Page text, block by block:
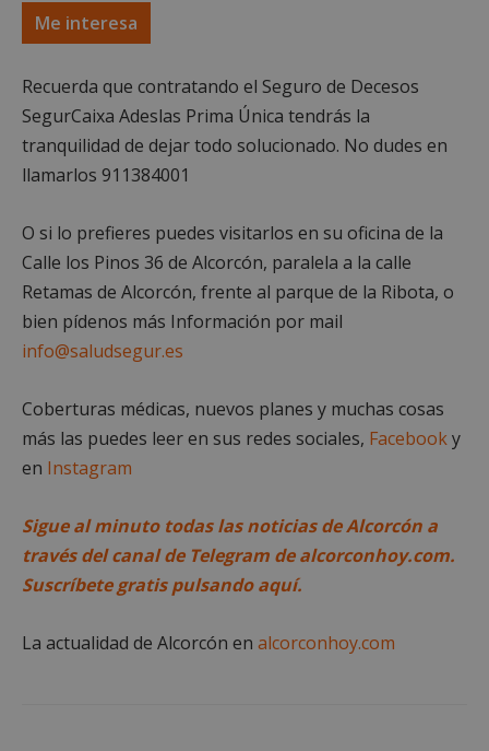
Me interesa
Recuerda que contratando el Seguro de Decesos
SegurCaixa Adeslas Prima Única tendrás la
tranquilidad de dejar todo solucionado. No dudes en
llamarlos 911384001
O si lo prefieres puedes visitarlos en su oficina de la
Calle los Pinos 36 de Alcorcón, paralela a la calle
Retamas de Alcorcón, frente al parque de la Ribota, o
bien pídenos más Información por mail
info@saludsegur.es
Coberturas médicas, nuevos planes y muchas cosas
más las puedes leer en sus redes sociales, Facebooky
en Instagram
Sigue al minuto todas las noticias de Alcorcón a
través del canal de Telegram de alcorconhoy.com.
Suscríbete gratis pulsando aquí.
La actualidad de Alcorcón en alcorconhoy.com
Cookies de rendimiento
Cookies de preferencias
Cookies de funcionalidad
Cookies no clasificadas
funcionalidad principal del sitio web, como el
inicio de sesión de usuario y la gestión de cuentas.
El sitio web no se puede utilizar correctamente sin
las cookies estrictamente necesarias.
Nombre
Proveedor